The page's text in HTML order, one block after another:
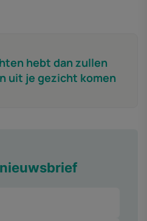
hebt dan zullen
uit je gezicht komen